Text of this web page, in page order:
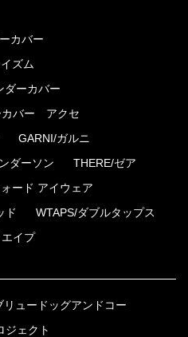
カバー
ズム
ダーカバー
カバー アクセ
GARNI/ガルニ
ダーソン THERE/ゼア
ード アイウェア
ド WTAPS/ダブルタップス
イプ
ュードッグアンドコー
ジェクト